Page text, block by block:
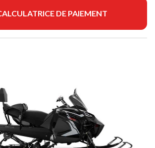
DE PAIEMENT